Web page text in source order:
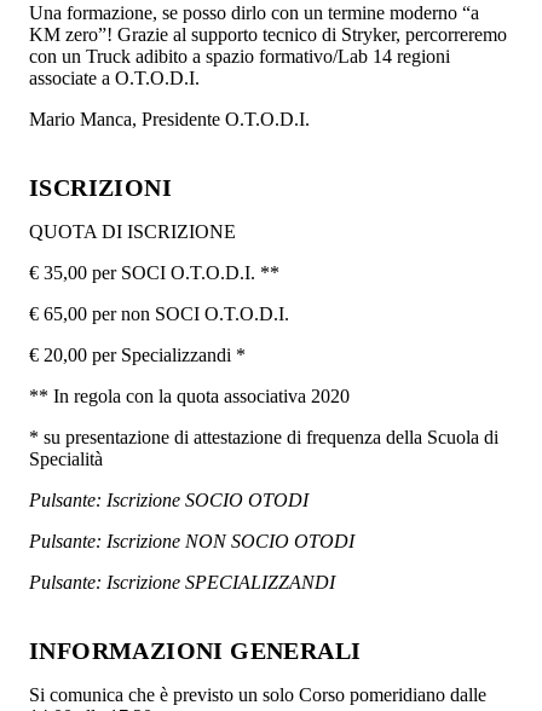
Una formazione, se posso dirlo con un termine moderno “a
KM zero”! Grazie al supporto tecnico di Stryker, percorreremo
con un Truck adibito a spazio formativo/Lab 14 regioni
associate a O.T.O.D.I.
Mario Manca, Presidente O.T.O.D.I.
ISCRIZIONI
QUOTA DI ISCRIZIONE
€ 35,00 per SOCI O.T.O.D.I. **
€ 65,00 per non SOCI O.T.O.D.I.
€ 20,00 per Specializzandi *
** In regola con la quota associativa 2020
* su presentazione di attestazione di frequenza della Scuola di
Specialità
Pulsante: Iscrizione SOCIO OTODI
Pulsante: Iscrizione NON SOCIO OTODI
Pulsante: Iscrizione SPECIALIZZANDI
INFORMAZIONI GENERALI
Si comunica che è previsto un solo Corso pomeridiano dalle